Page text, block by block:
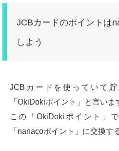
JCBカードのポイントは
しよう
JCBカードを使っていて
「OkiDokiポイント」と言いま
この「OkiDokiポイント」
「nanacoポイント」に交換す